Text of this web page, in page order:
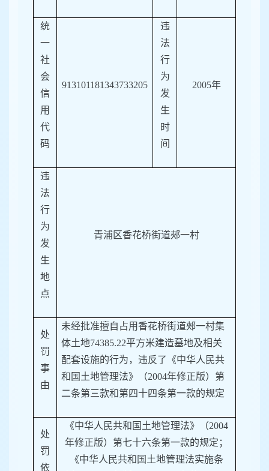
统
一
社
会
信
用
代
码
913101181343733205
违
法
行
为
发
生
时
间
2005年
违
法
行
为
发
生
地
点
青浦区香花桥街道郟一村
处
罚
事
由
未经批准擅自占用香花桥街道郟一村集
体土地74385.22平方米建造墓地及相关
配套设施的行为，违反了《中华人民共
和国土地管理法》（2004年修正版）第
二条第三款和第四十四条第一款的规定
处
罚
依
《中华人民共和国土地管理法》（2004
年修正版）第七十六条第一款的规定；
《中华人民共和国土地管理法实施条